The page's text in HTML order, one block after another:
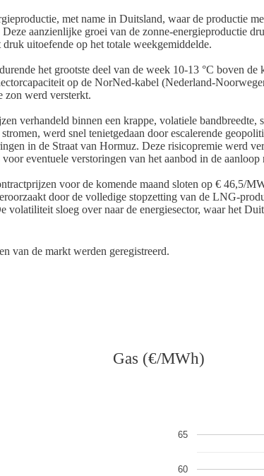
met name in Duitsland, waar de productie
aanzienlijke groei van de zonne-energieproductie
uitoefende op het totale weekgemiddelde.
het grootste deel van de week 10-13 °C boven
op de NorNed-kabel (Nederland-
zon werd versterkt.
verhandeld binnen een krappe, volatiele
werd snel tenietgedaan door escalerende
in de Straat van Hormuz. Deze risicopremie werd
eventuele verstoringen van het aanbod in de aanloop
voor de komende maand sloten op € 46,5/
door de volledige stopzetting van de LNG-
sloeg over naar de energiesector, waar het
van de markt werden geregistreerd.
Gas (€/MWh)
60
65